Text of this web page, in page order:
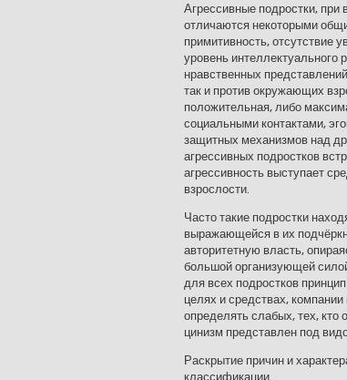
Агрессивные подростки, при
отличаются некоторыми
примитивность, отсутствие
уровень интеллектуального
нравственных
так и против окружающих
положительная, либо
социальными контактами,
защитных механизмов над
агрессивных подростков
агрессивность выступает
взрослости.
Часто такие подростки
выражающейся в их
авторитетную власть,
большой организующей
для всех подростков
целях и средствах,
определять слабых, тех, кто
цинизм представлен под
Раскрытие причин и
классификации.